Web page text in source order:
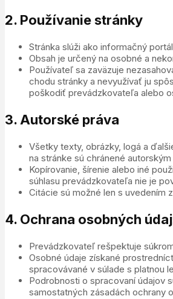
2. Používanie stránky
Stránka slúži ako informačný
Obsah je určený na osobné a
Používateľ sa zaväzuje
chodu stránky a nevyužívať ju
poškodiť prevádzkovateľa alebo
3. Autorské práva
Všetky texty, obrázky, logá a
na stránke sú chránené
Kopírovanie, šírenie alebo iné
súhlasu prevádzkovateľa nie je
Citácie sú možné len s uvedením
4. Ochrana osobných
Prevádzkovateľ rešpektuje
Osobné údaje získané
spracovávané v súlade s platnou
Podrobnosti o spracovaní údajov
samostatných zásadách ochrany